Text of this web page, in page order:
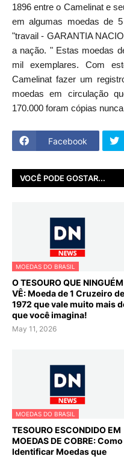
1896 entre o Camelinat e
em algumas moedas de
"travail - GARANTIA
a nação. " Estas moedas
mil exemplares. Com
Camelinat fazer um
moedas em circulação
170.000 foram cópias
Facebook
VOCÊ PODE GOSTAR...
MOEDAS DO BRASIL
O TESOURO QUE NINGUÉM
VÊ: Moeda de 1 Cruzeiro de
1972 que vale muito mais
que você imagina!
May 11, 2026
MOEDAS DO BRASIL
TESOURO ESCONDIDO EM
MOEDAS DE COBRE: Como
Identificar Moedas que